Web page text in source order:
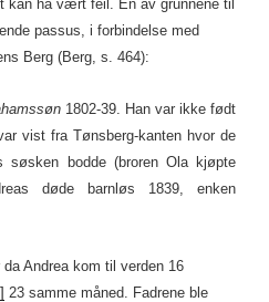
kan ha vært feil. En av grunnene til
passus, i forbindelse med
Berg (Berg, s. 464):
1802-39. Han var ikke født
vist fra Tønsberg-kanten hvor de
søsken bodde (broren Ola kjøpte
døde barnløs 1839, enken
Andrea kom til verden 16
23 samme måned. Fadrene ble